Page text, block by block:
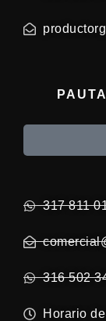
317 811
316 502
Horario